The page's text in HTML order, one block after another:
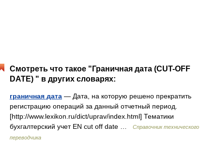
Смотреть что такое "Граничная дата (CUT-OFF
DATE) " в других словарях:
граничная дата — Дата, на которую решено прекратить
регистрацию операций за данный отчетный период.
[http://www.lexikon.ru/dict/uprav/index.html] Тематики
бухгалтерский учет EN cut off date …
Справочник технического
переводчика